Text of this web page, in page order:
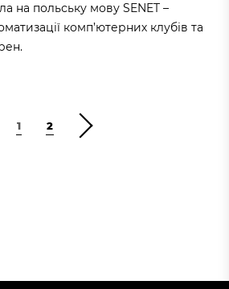
на польську мову SENET –
комп’ютерних клубів та
1 2